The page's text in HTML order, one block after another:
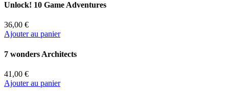
Unlock! 10 Game Adventures
36,00 €
Ajouter au panier
7 wonders Architects
41,00 €
Ajouter au panier